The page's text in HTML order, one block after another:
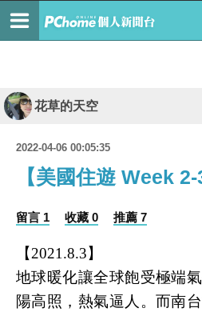
花草的天空
2022-04-06 00:05:35
【美國住遊 Week
留言 1 收藏 0 推薦 7
【2021.8.3】
地球暖化讓全球飽受極端
陽高照，熱氣逼人。而南